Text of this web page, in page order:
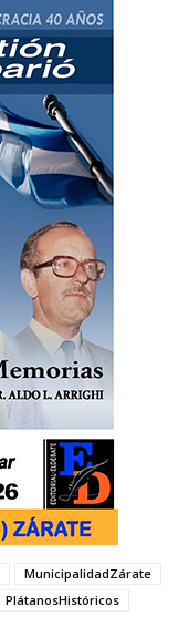
MunicipalidadZárate
PlátanosHistóricos